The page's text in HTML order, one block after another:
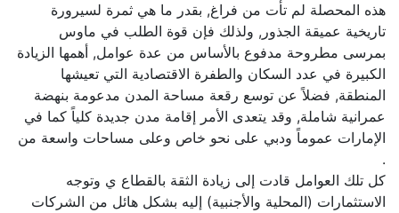
هذه المحصلة لم تأت من فراغ, بقدر ما هي ثمرة لسيرورة
تاريخية عميقة الجذور, ولذلك فإن قوة الطلب في ماوس
بمرسى مطروحة مدفوع بالأساس من عدة عوامل, أهمها الزيادة
الكبيرة في عدد السكان والطفرة الاقتصادية التي تعيشها
المنطقة, فضلاً عن توسع رقعة مساحة المدن مدعومة بنهضة
عمرانية شاملة, وقد يتعدى الأمر إقامة مدن جديدة كلياً كما في
الإمارات عموماً ودبي على نحو خاص وعلى مساحات واسعة من
كل تلك العوامل قادت إلى زيادة الثقة بالقطاع ي وتوجه
الاستثمارات (المحلية والأجنبية) إليه بشكل هائل من الشركات